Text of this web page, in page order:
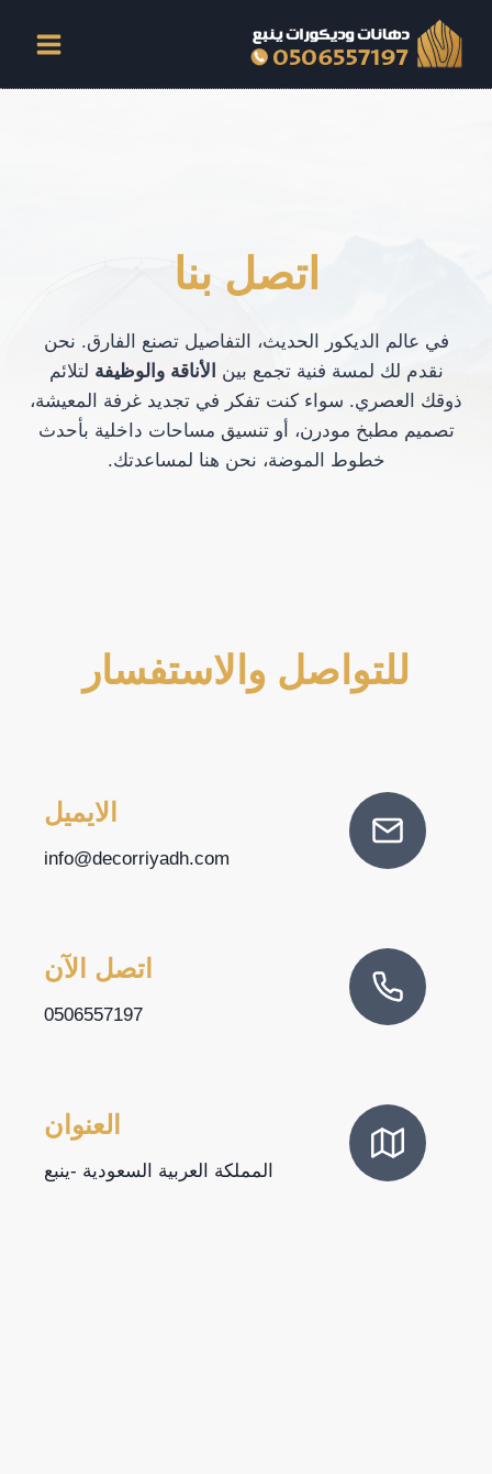
المحتوى
اتصل بنا
في عالم الديكور الحديث، التفاصيل تصنع الفارق. نحن
نقدم لك لمسة فنية تجمع بين
الأناقة والوظيفة لتلائم
ذوقك العصري. سواء كنت تفكر في تجديد غرفة المعيشة،
تصميم مطبخ مودرن، أو تنسيق مساحات داخلية بأحدث
خطوط الموضة، نحن هنا لمساعدتك.
للتواصل والاستفسار
الايميل
info@decorriyadh.com
اتصل الآن
0506557197
العنوان
المملكة العربية السعودية -ينبع